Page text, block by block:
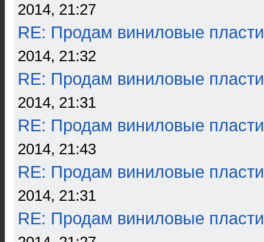
2014, 21:27
RE: Продам виниловые
2014, 21:32
RE: Продам виниловые
2014, 21:31
RE: Продам виниловые
2014, 21:43
RE: Продам виниловые
2014, 21:31
RE: Продам виниловые